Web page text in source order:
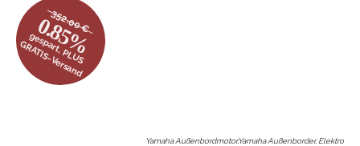
352.00 €
0.85%
gespart, PLUS
GRATIS-Versand
Yamaha Außenbordmotor,Yamaha Außenborder, Elektro